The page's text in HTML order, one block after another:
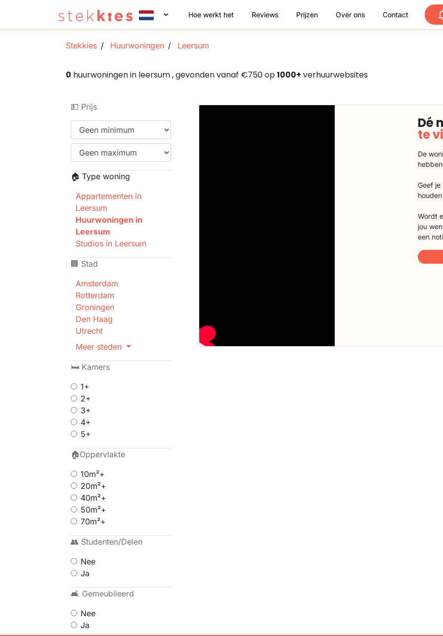
Hoe werkt het Reviews Prijzen Over ons Contact
Stekkies Huurwoningen Leersum
0 huurwoningen in leersum , gevonden vanaf €750 op1000+ verhuurwebsites
💵 Prijs
🏠 Type woning
Appartementen in
Leersum
Huurwoningen in
Leersum
Studios in Leersum
🏢 Stad
Amsterdam
Rotterdam
Groningen
Den Haag
Utrecht
Meer steden
🛏 Kamers
1+
2+
3+
4+
5+
🏠Oppervlakte
10m²+
20m²+
40m²+
50m²+
70m²+
👥 Studenten/Delen
Nee
Ja
🛋 Gemeubileerd
Nee
Ja
Dé
te
De
Geef
Wordt
jou
een